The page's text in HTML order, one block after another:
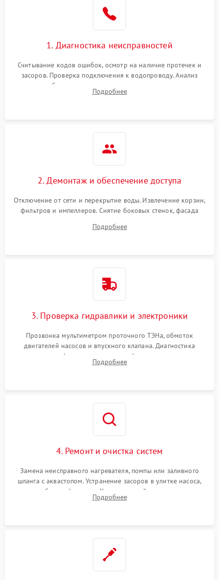
1. Диагностика неисправностей
Считывание кодов ошибок, осмотр на наличие протечек и
засоров. Проверка подключения к водопроводу. Анализ
жалоб на отсутствие слива, нагрева, вращения
разбрызгивателей или срабатывание системы защиты
Подробнее
2. Демонтаж и обеспечение доступа
Отключение от сети и перекрытие воды. Извлечение корзин,
фильтров и импеллеров. Снятие боковых стенок, фасада
циркуляционному насосу, ТЭНу и сливной помпе.
Подробнее
3. Проверка гидравлики и электроники
Прозвонка мультиметром проточного ТЭНа, обмоток
двигателей насосов и впускного клапана. Диагностика
прессостата (датчика уровня воды), датчика мутности,
концевика дверцы и электронного модуля управления.
Подробнее
4. Ремонт и очистка систем
Замена неисправного нагревателя, помпы или заливного
шланга с аквастопом. Устранение засоров в улитке насоса,
патрубках и фильтрах. Компонентный ремонт платы
управления, восстановление поврежденной проводки.
Подробнее